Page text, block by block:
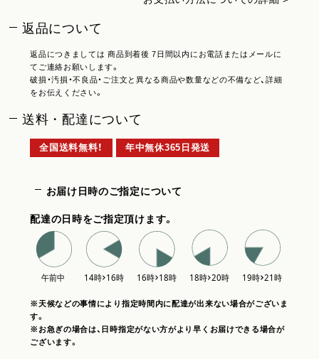
返品について
返品につきましては 商品到着後 7日間以内にお電話またはメールに
てご連絡お願いします。
破損・汚損・不良品・ご注文と異なる商品や数量などの不備など、詳細
をお伝えください。
送料・配達について
全国送料無料！ 年中無休365日発送
お届け日時のご指定について
配達の日時をご指定頂けます。
※天候などの事情により指定時間内に配達が出来ない場合がございま
す。
※お急ぎの場合は、日時指定がない方がより早くお届けできる場合が
ございます。